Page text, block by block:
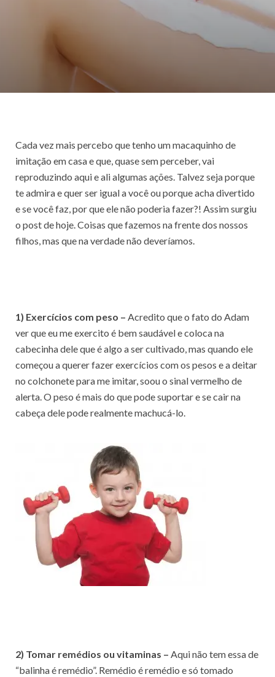
Cada vez mais percebo que tenho um macaquinho de
imitação em casa e que, quase sem perceber, vai
reproduzindo aqui e ali algumas ações. Talvez seja porque
te admira e quer ser igual a você ou porque acha divertido
e se você faz, por que ele não poderia fazer?! Assim surgiu
o post de hoje. Coisas que fazemos na frente dos nossos
filhos, mas que na verdade não deveríamos.
1) Exercícios com peso – Acredito que o fato do Adam
ver que eu me exercito é bem saudável e coloca na
cabecinha dele que é algo a ser cultivado, mas quando ele
começou a querer fazer exercícios com os pesos e a deitar
no colchonete para me imitar, soou o sinal vermelho de
alerta. O peso é mais do que pode suportar e se cair na
cabeça dele pode realmente machucá-lo.
2) Tomar remédios ou vitaminas – Aqui não tem essa de
“balinha é remédio”. Remédio é remédio e só tomado